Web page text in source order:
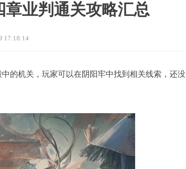
章业判通关攻略汇总
17:18:14
的机关，玩家可以在阴阳牢中找到相关线索，还没